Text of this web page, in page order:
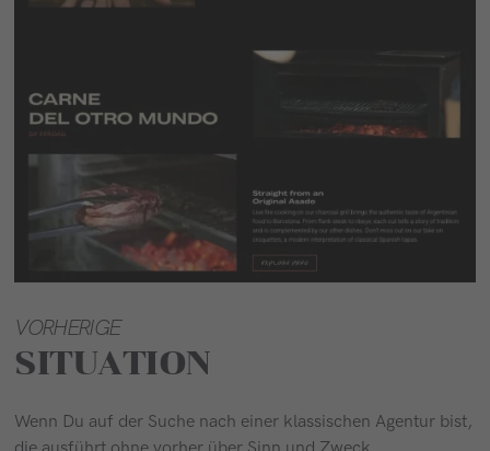
VORHERIGE
SITUATION
Wenn Du auf der Suche nach einer klassischen Agentur bist,